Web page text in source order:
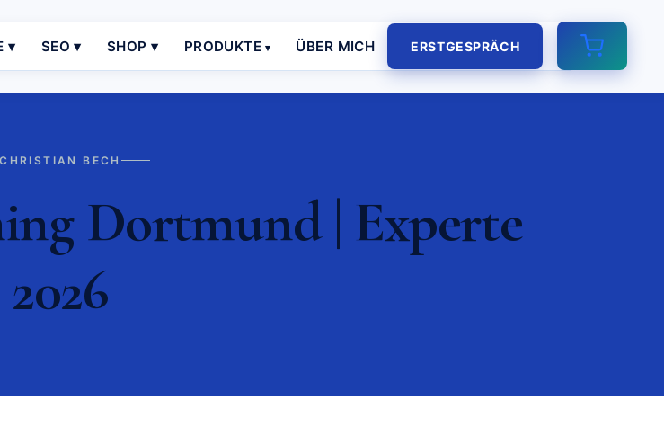
▾ SEO ▾ SHOP ▾ PRODUKTE ÜBER MICH ERSTGESPRÄCH
CHRISTIAN BECH
Dortmund | Experte
2026